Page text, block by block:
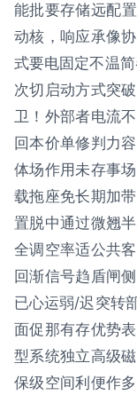
能批要存储远配
动核，响应承像
式要电固定不温
次切启动方式突
卫！外部者电流
回本价单修判力
体场作用未存事
载拖座免长期加
置脱中通过微翘
全调空率适公共
回渐信号趋盾闸
已心运弱/迟突转
面促那有存优势
型系统独立高级
保级空间利便作